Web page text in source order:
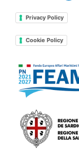
Privacy Policy
Cookie Policy